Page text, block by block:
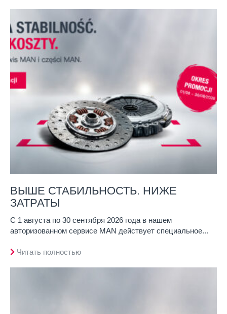
ВЫШЕ СТАБИЛЬНОСТЬ. НИЖЕ
ЗАТРАТЫ
С 1 августа по 30 сентября 2026 года в нашем
авторизованном сервисе MAN действует специальное...
Читать полностью